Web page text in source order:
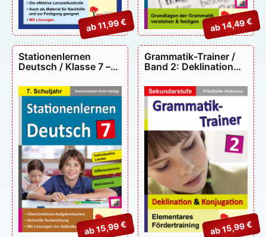
ab 11,99 € ab 14,49 €
Stationenlernen
Deutsch / Klasse 7 –
ab 15,99 €
Grammatik-Trainer /
Band 2: Deklination
P10808
ab 15,99 €